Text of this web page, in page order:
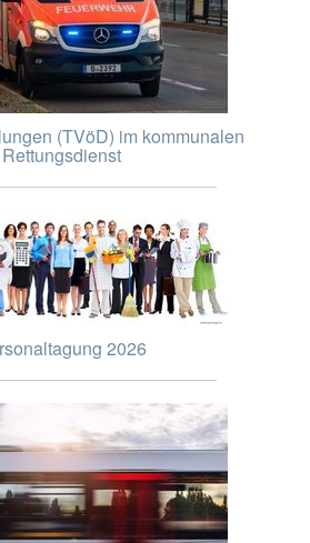
(TVöD) im kommunalen
Rettungsdienst
2026